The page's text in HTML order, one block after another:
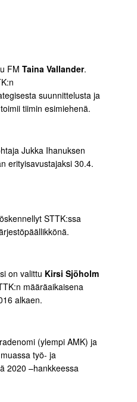
FM Taina Vallander.
suunnittelusta ja
tiimin esimiehenä.
Jukka Ihanuksen
erityisavustajaksi 30.4.
STTK:ssa
on valittu Kirsi Sjöholm
määräaikaisena
alkaen.
(ylempi AMK) ja
työ- ja
2020 –hankkeessa